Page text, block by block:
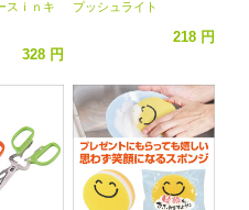
スｉｎキ
328 円
プッシュライト
218 円